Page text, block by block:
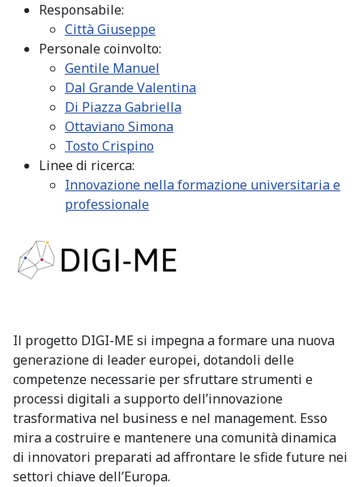
Responsabile:
Città Giuseppe
Personale coinvolto:
Gentile Manuel
Dal Grande Valentina
Di Piazza Gabriella
Ottaviano Simona
Tosto Crispino
Linee di ricerca:
Innovazione nella formazione universitaria e
professionale
Il progetto DIGI-ME si impegna a formare una nuova
generazione di leader europei, dotandoli delle
competenze necessarie per sfruttare strumenti e
processi digitali a supporto dell’innovazione
trasformativa nel business e nel management. Esso
mira a costruire e mantenere una comunità dinamica
di innovatori preparati ad affrontare le sfide future nei
settori chiave dell’Europa.